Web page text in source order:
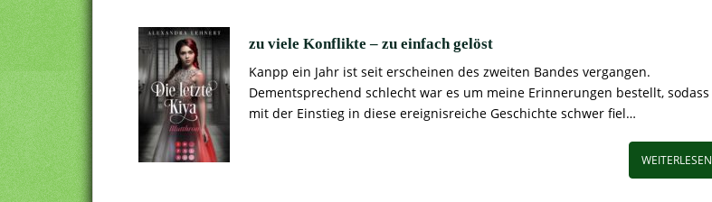
zu viele Konflikte – zu einfach gelöst
Kanpp ein Jahr ist seit erscheinen des zweiten Bandes vergangen.
Dementsprechend schlecht war es um meine Erinnerungen bestellt, sodass
mit der Einstieg in diese ereignisreiche Geschichte schwer fiel…
WEITERLESEN